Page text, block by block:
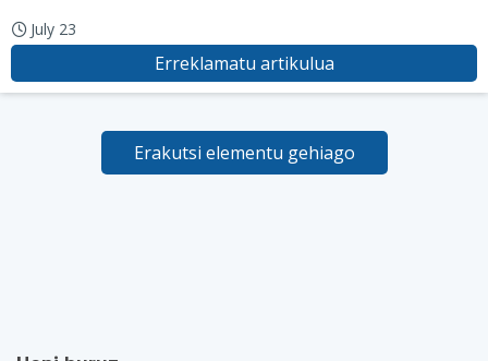
July 23
Erreklamatu artikulua
Erakutsi elementu gehiago